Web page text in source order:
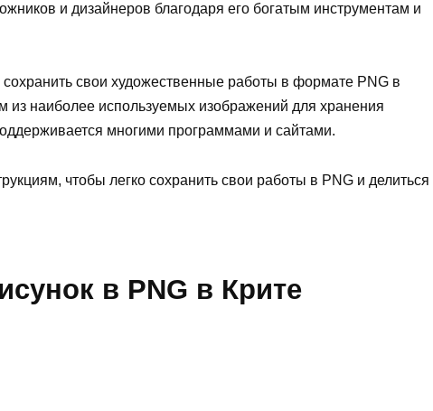
и дизайнеров благодаря его богатым инструментам и
свои художественные работы в формате PNG в
из наиболее используемых изображений для хранения
многими программами и сайтами.
чтобы легко сохранить свои работы в PNG и делиться
в PNG в Крите